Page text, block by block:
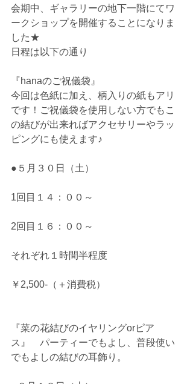
会期中、ギャラリーの地下一階にてワ
ークショップを開催することになりま
した★
日程は以下の通り
『hanaのご祝儀袋』
今回は色紙に加え、柄入りの紙もアリ
です！ご祝儀袋を使用しない方でもこ
の結びが出来ればアクセサリーやラッ
ピングにも使えます♪
●５月３０日（土）
1回目１４：００～
2回目１６：００～
それぞれ１時間半程度
￥2,500-（＋消費税）
『菜の花結びのイヤリングorピア
ス』　パーティーでもよし、普段使い
でもよしの結びの耳飾り。